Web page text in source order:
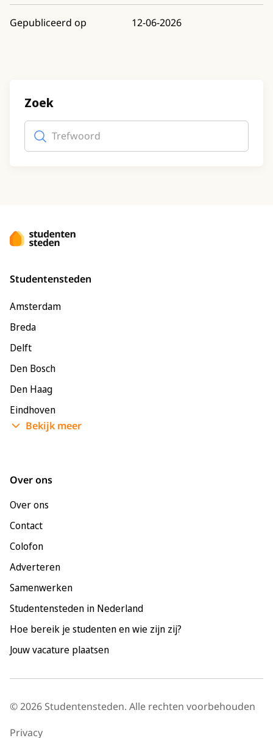
Gepubliceerd op 12-06-2026
Zoek
Trefwoord
Studentensteden
Amsterdam
Breda
Delft
Den Bosch
Den Haag
Eindhoven
Enschede
Bekijk meer
Over ons
Over ons
Contact
Colofon
Adverteren
Samenwerken
Studentensteden in Nederland
Hoe bereik je studenten en wie zijn zij?
Jouw vacature plaatsen
© 2026 Studentensteden. Alle rechten voorbehouden
Privacy